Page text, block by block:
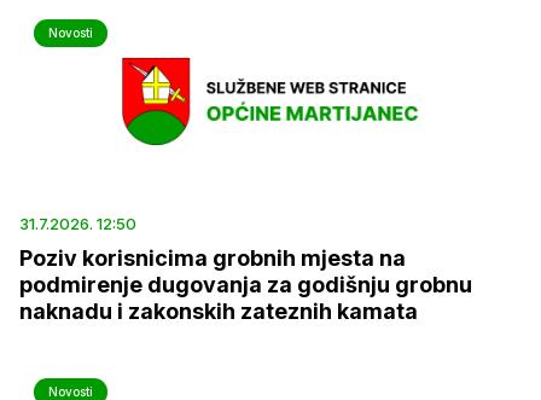
Novosti
31.7.2026. 12:50
Poziv korisnicima grobnih mjesta na
podmirenje dugovanja za godišnju grobnu
naknadu i zakonskih zateznih kamata
Novosti